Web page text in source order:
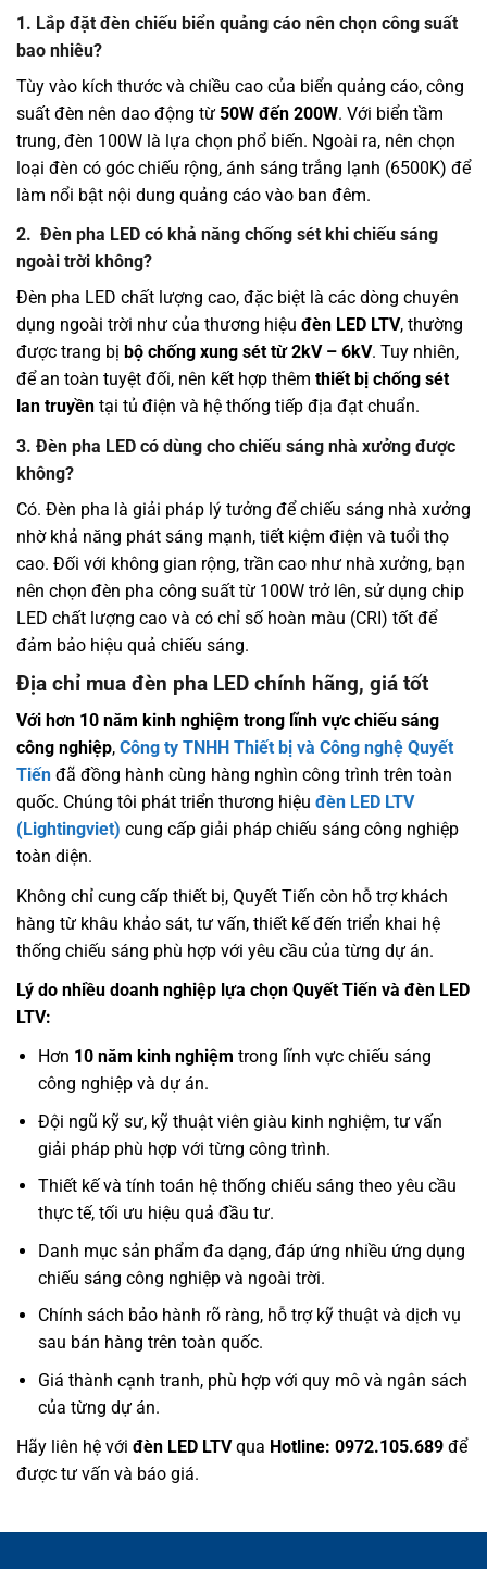
1. Lắp đặt đèn chiếu biển quảng cáo nên chọn công suất
bao nhiêu?
Tùy vào kích thước và chiều cao của biển quảng cáo, công
suất đèn nên dao động từ 50W đến 200W. Với biển tầm
trung, đèn 100W là lựa chọn phổ biến. Ngoài ra, nên chọn
loại đèn có góc chiếu rộng, ánh sáng trắng lạnh (6500K) để
làm nổi bật nội dung quảng cáo vào ban đêm.
2. Đèn pha LED có khả năng chống sét khi chiếu sáng
ngoài trời không?
Đèn pha LED chất lượng cao, đặc biệt là các dòng chuyên
dụng ngoài trời như của thương hiệu đèn LED LTV, thường
được trang bị bộ chống xung sét từ 2kV – 6kV. Tuy nhiên,
để an toàn tuyệt đối, nên kết hợp thêm thiết bị chống sét
lan truyền tại tủ điện và hệ thống tiếp địa đạt chuẩn.
3. Đèn pha LED có dùng cho chiếu sáng nhà xưởng được
không?
Có. Đèn pha là giải pháp lý tưởng để chiếu sáng nhà xưởng
nhờ khả năng phát sáng mạnh, tiết kiệm điện và tuổi thọ
cao. Đối với không gian rộng, trần cao như nhà xưởng, bạn
nên chọn đèn pha công suất từ 100W trở lên, sử dụng chip
LED chất lượng cao và có chỉ số hoàn màu (CRI) tốt để
đảm bảo hiệu quả chiếu sáng.
Địa chỉ mua đèn pha LED chính hãng, giá tốt
Với hơn 10 năm kinh nghiệm trong lĩnh vực chiếu sáng
công nghiệp, Công ty TNHH Thiết bị và Công nghệ Quyết
Tiến đã đồng hành cùng hàng nghìn công trình trên toàn
quốc. Chúng tôi phát triển thương hiệu đèn LED LTV
(Lightingviet) cung cấp giải pháp chiếu sáng công nghiệp
toàn diện.
Không chỉ cung cấp thiết bị, Quyết Tiến còn hỗ trợ khách
hàng từ khâu khảo sát, tư vấn, thiết kế đến triển khai hệ
thống chiếu sáng phù hợp với yêu cầu của từng dự án.
Lý do nhiều doanh nghiệp lựa chọn Quyết Tiến và đèn LED
LTV:
Hơn 10 năm kinh nghiệm trong lĩnh vực chiếu sáng
công nghiệp và dự án.
Đội ngũ kỹ sư, kỹ thuật viên giàu kinh nghiệm, tư vấn
giải pháp phù hợp với từng công trình.
Thiết kế và tính toán hệ thống chiếu sáng theo yêu cầu
thực tế, tối ưu hiệu quả đầu tư.
Danh mục sản phẩm đa dạng, đáp ứng nhiều ứng dụng
chiếu sáng công nghiệp và ngoài trời.
Chính sách bảo hành rõ ràng, hỗ trợ kỹ thuật và dịch vụ
sau bán hàng trên toàn quốc.
Giá thành cạnh tranh, phù hợp với quy mô và ngân sách
của từng dự án.
Hãy liên hệ với đèn LED LTVqua Hotline: 0972.105.689 để
được tư vấn và báo giá.